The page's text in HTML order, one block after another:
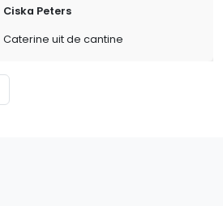
Ciska Peters
Caterine uit de cantine